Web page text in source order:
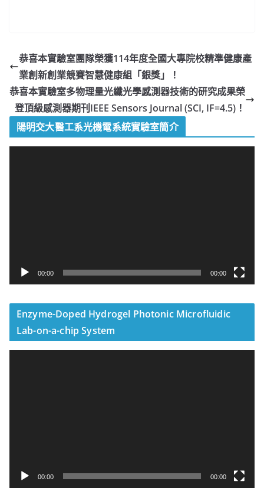
恭喜本實驗室團隊榮獲114年度全國大專院校精準健康產
業創新創業競賽智慧健康組「銀獎」！
恭喜本實驗室多物理量光纖光學感測器技術的研究成果榮
登頂級感測器期刊IEEE Sensors Journal (SCI, IF=4.5)！
陽明交大醫工系光機電系統實驗室簡介
00:00 00:00
Enzyme-Doped Hydrogel Photonic Microfluidic
Lab-on-a-chip System
00:00 00:00